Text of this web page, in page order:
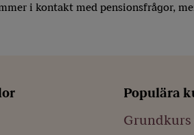
i kontakt med pensionsfrågor,
Populära
Grundkurs